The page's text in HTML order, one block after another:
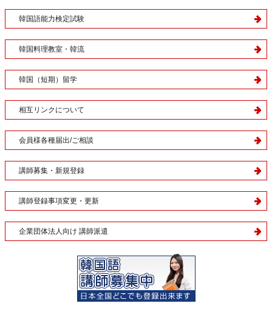
韓国語能力検定試験
韓国料理教室・韓流
韓国（短期）留学
相互リンクについて
会員様各種届出/ご相談
講師募集・新規登録
講師登録事項変更・更新
企業団体法人向け 講師派遣